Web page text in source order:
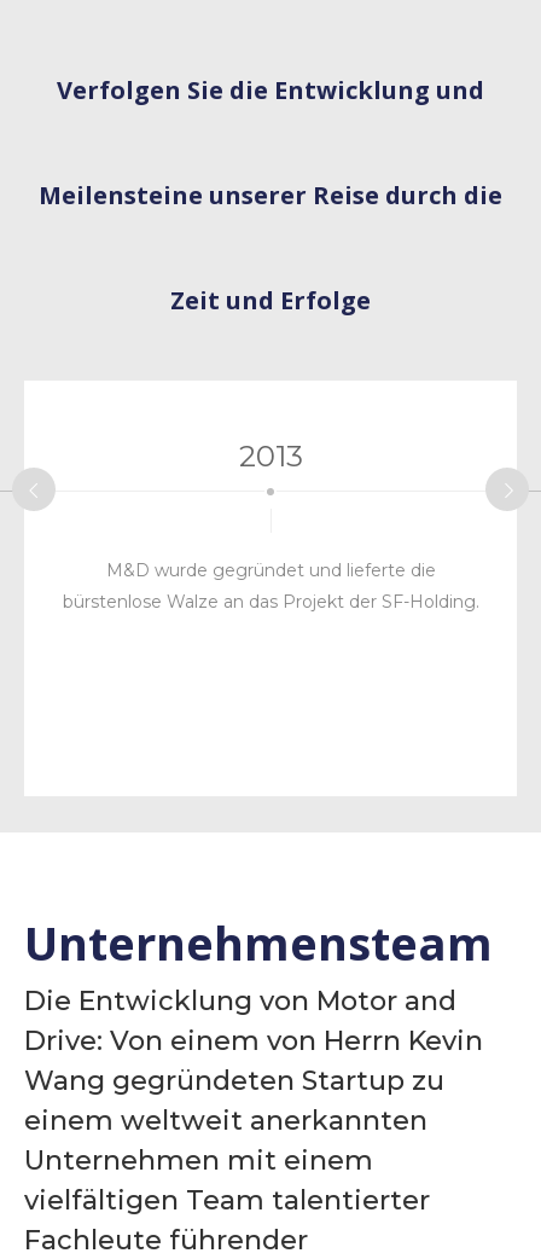
Verfolgen Sie die Entwicklung und
Meilensteine ​​unserer Reise durch die
Zeit und Erfolge
2013
M&D wurde gegründet und lieferte die
bürstenlose Walze an das Projekt der SF-Holding.
Unternehmensteam
Die Entwicklung von Motor and
Drive: Von einem von Herrn Kevin
Wang gegründeten Startup zu
einem weltweit anerkannten
Unternehmen mit einem
vielfältigen Team talentierter
Fachleute führender